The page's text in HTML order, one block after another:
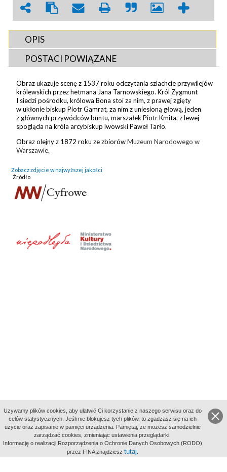
OPIS
POSTACI POWIĄZANE
Obraz ukazuje scenę z 1537 roku odczytania szlachcie przywilejów
królewskich przez hetmana Jana Tarnowskiego. Król Zygmunt
I siedzi pośrodku, królowa Bona stoi za nim, z prawej zgięty
w ukłonie biskup Piotr Gamrat, za nim z uniesioną głową, jeden
z głównych przywódców buntu, marszałek Piotr Kmita, z lewej
spogląda na króla arcybiskup lwowski Paweł Tarło.
Obraz olejny z 1872 roku ze zbiorówMuzeum Narodowego w
Warszawie.
Zobacz zdjęcie w najwyższej jakości
Źródło
aktywności
Uzywamy plików cookies, aby ułatwić Ci korzystanie z naszego serwisu oraz do
celów statystycznych. Jeśli nie blokujesz tych plików, to zgadzasz się na ich
użycie oraz zapisanie w pamięci urządzenia. Pamiętaj, że możesz samodzielnie
zarządzać cookies, zmieniając ustawienia przeglądarki.
Informację o realizacji Rozporządzenia o Ochronie Danych Osobowych (RODO)
przez FINA znajdziesz tutaj